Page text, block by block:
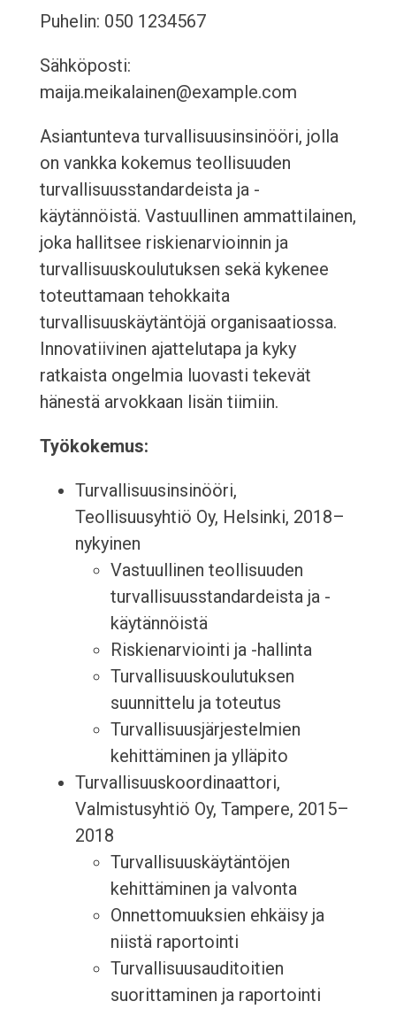
Puhelin: 050 1234567
Sähköposti:
maija.meikalainen@example.com
Asiantunteva turvallisuusinsinööri, jolla
on vankka kokemus teollisuuden
turvallisuusstandardeista ja -
käytännöistä. Vastuullinen ammattilainen,
joka hallitsee riskienarvioinnin ja
turvallisuuskoulutuksen sekä kykenee
toteuttamaan tehokkaita
turvallisuuskäytäntöjä organisaatiossa.
Innovatiivinen ajattelutapa ja kyky
ratkaista ongelmia luovasti tekevät
hänestä arvokkaan lisän tiimiin.
Työkokemus:
Turvallisuusinsinööri,
Teollisuusyhtiö Oy, Helsinki, 2018–
nykyinen
Vastuullinen teollisuuden
turvallisuusstandardeista ja -
käytännöistä
Riskienarviointi ja -hallinta
Turvallisuuskoulutuksen
suunnittelu ja toteutus
Turvallisuusjärjestelmien
kehittäminen ja ylläpito
Turvallisuuskoordinaattori,
Valmistusyhtiö Oy, Tampere, 2015–
2018
Turvallisuuskäytäntöjen
kehittäminen ja valvonta
Onnettomuuksien ehkäisy ja
niistä raportointi
Turvallisuusauditoitien
suorittaminen ja raportointi